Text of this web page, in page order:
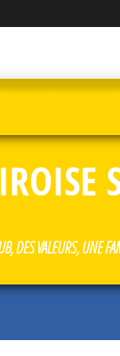
DES VALEURS, UNE